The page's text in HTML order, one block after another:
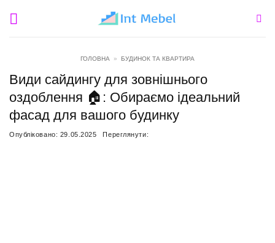
ГОЛОВНА » БУДИНОК ТА КВАРТИРА
Види сайдингу для зовнішнього
оздоблення 🏠: Обираємо ідеальний
фасад для вашого будинку
Опубліковано: 29.05.2025 Переглянути: